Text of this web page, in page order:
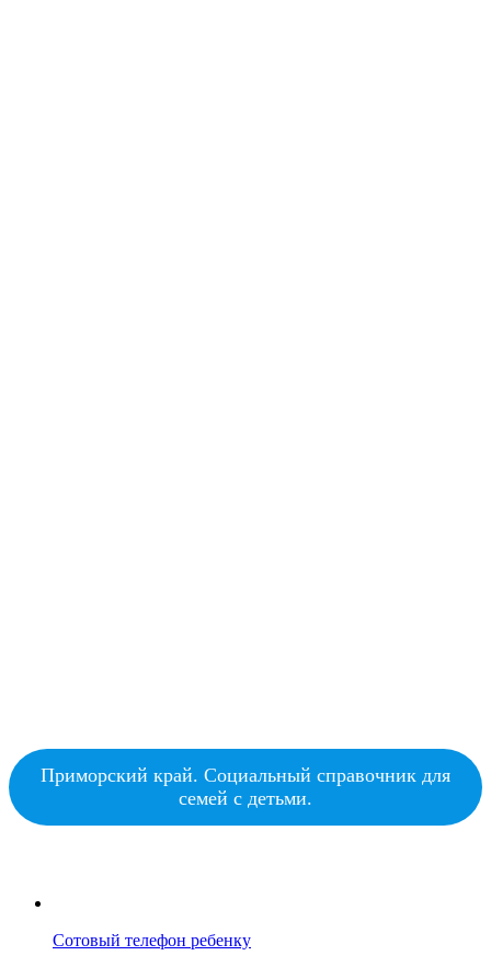
Приморский край. Социальный справочник для
семей с детьми.
Сотовый телефон ребенку